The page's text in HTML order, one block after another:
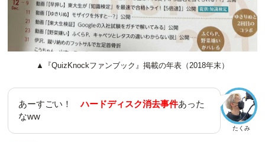
▲『QuizKnockファンブック』掲載の年表（2018年末）
たくみ
あーすごい！ハードディスク消去事件あった
なww